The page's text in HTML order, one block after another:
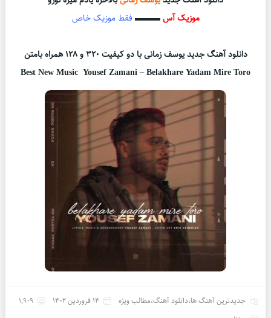
موزیک آس▬▬▬ فقط موزیک خاص
دانلود آهنگ جدید یوسف زمانی با دو کیفیت ۳۲۰ و ۱۲۸ همراه بامتن
Best New Music Yousef Zamani – Belakhare Yadam Mire Toro
جدیدترین آهنگ ها،دانلود آهنگ،مطالب ویژه 14 فروردین 1402
1,909